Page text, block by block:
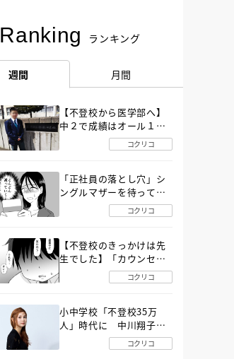
Ranking ランキング
週間 月間
【不登校から医学部へ】
中２で成績はオール１
「昼夜逆転」したわが子
を”夜遊び”に連れ出した
コクリコ
「正社員の落とし穴」シ
ングルマザーを待ってい
た“魔の２年間”【後編】
コクリコ
【不登校のきっかけは先
生でした】「カウンセリ
ングの時間」生徒の情報
をバラしたのは…《第２
コクリコ
小中学校「不登校35万
人」時代に 中川翔子さ
んが審査委員長「不登校
生動画甲子園 2026」が開
コクリコ